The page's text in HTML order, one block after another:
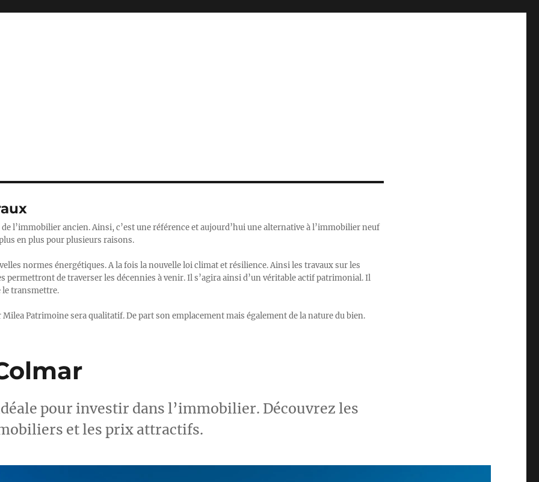
l’immobilier ancien. Ainsi, c’est une référence et aujourd’hui une alternative à l’immobilier neuf
en plus pour plusieurs raisons.
normes énergétiques. A la fois la nouvelle loi climat et résilience. Ainsi les travaux sur les
permettront de traverser les décennies à venir. Il s’agira ainsi d’un véritable actif patrimonial. Il
le transmettre.
Patrimoine sera qualitatif. De part son emplacement mais également de la nature du bien.
pour investir dans l’immobilier. Découvrez les
et les prix attractifs.